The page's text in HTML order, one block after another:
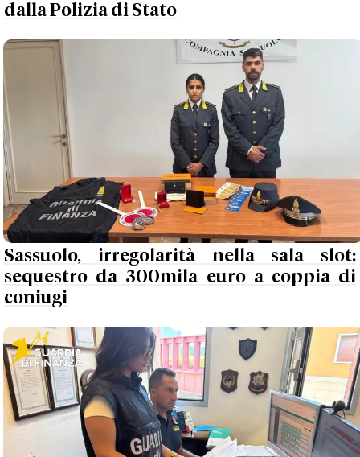
dalla Polizia di Stato
Sassuolo, irregolarità nella sala slot:
sequestro da 300mila euro a coppia di
coniugi